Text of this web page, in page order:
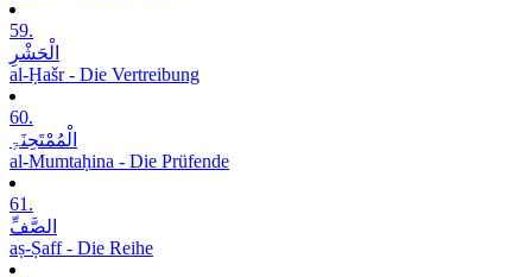
59.
الْحَشْرِ
al-Ḥašr - Die Vertreibung
60.
الْمُمْتَحِنَۃِ
al-Mumtaḥina - Die Prüfende
61.
الصَّفِّ
aṣ-Ṣaff - Die Reihe